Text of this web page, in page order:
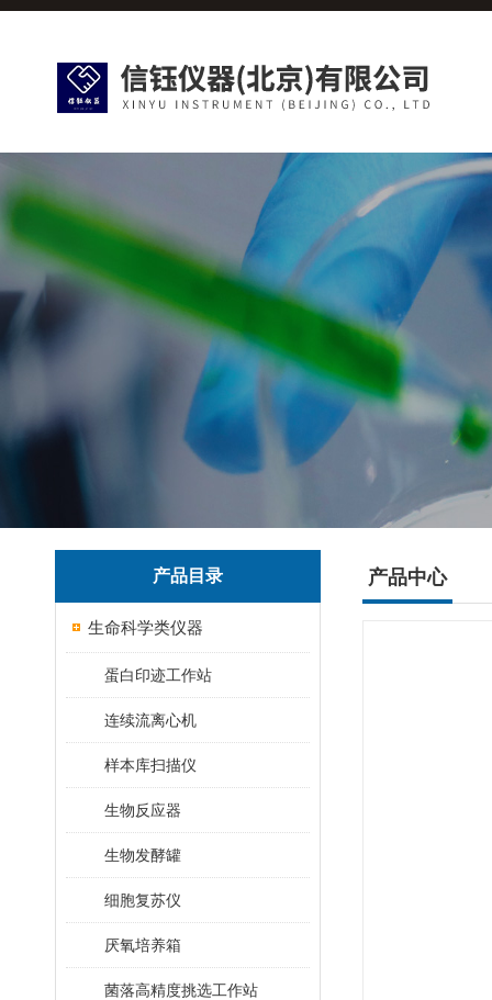
产品目录
生命科学类仪器
蛋白印迹工作站
连续流离心机
样本库扫描仪
生物反应器
生物发酵罐
细胞复苏仪
厌氧培养箱
菌落高精度挑选工作站
产品中心